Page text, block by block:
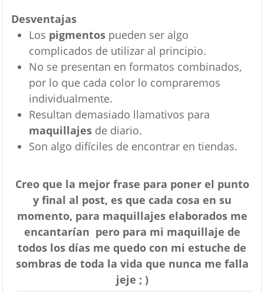
Desventajas
Los pigmentospueden ser algo
complicados de utilizar al principio.
No se presentan en formatos combinados,
por lo que cada color lo compraremos
individualmente.
Resultan demasiado llamativos para
maquillajesde diario.
Son algo difíciles de encontrar en tiendas.
Creo que la mejor frase para poner el punto
y final al post, es que cada cosa en su
momento, para maquillajes elaborados me
encantarían pero para mi maquillaje de
todos los días me quedo con mi estuche de
sombras de toda la vida que nunca me falla
jeje ; )